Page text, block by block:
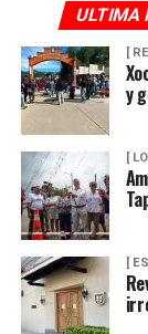
ULTIMA
[
y
[
[